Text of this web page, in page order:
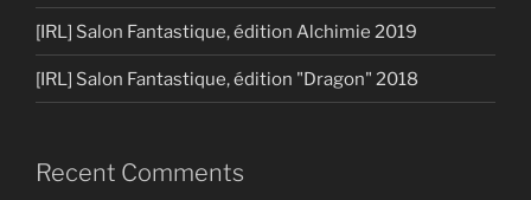
[IRL] Salon Fantastique, édition Alchimie 2019
[IRL] Salon Fantastique, édition "Dragon" 2018
Recent Comments